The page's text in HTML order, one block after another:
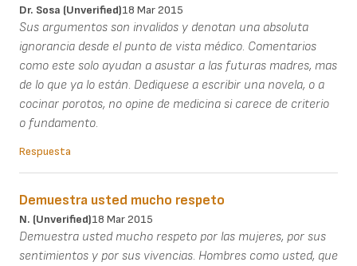
Dr. Sosa (unverified)18 Mar 2015
Sus argumentos son invalidos y denotan una absoluta
ignorancia desde el punto de vista médico. Comentarios
como este solo ayudan a asustar a las futuras madres, mas
de lo que ya lo están. Dediquese a escribir una novela, o a
cocinar porotos, no opine de medicina si carece de criterio
o fundamento.
Respuesta
Demuestra usted mucho respeto
N. (unverified)18 Mar 2015
Demuestra usted mucho respeto por las mujeres, por sus
sentimientos y por sus vivencias. Hombres como usted, que